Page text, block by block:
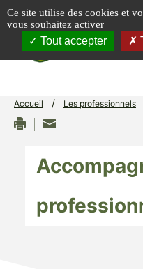
Accueil / Les professionnels
Ce site utilise des cookies et
vous souhaitez activer
Tout accepter